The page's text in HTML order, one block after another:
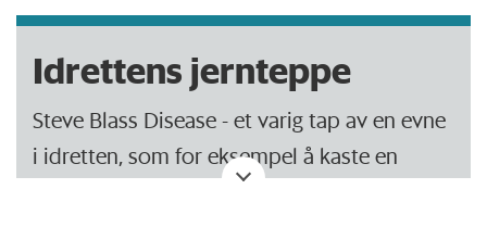
Idrettens jernteppe
Steve Blass Disease - et varig tap av en evne
i idretten, som for eksempel å kaste en